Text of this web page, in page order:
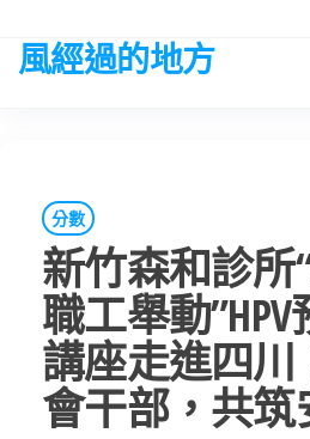
the
風經過的地方
分數
新竹森和診所
職工舉動
講座走進四
會干部，共